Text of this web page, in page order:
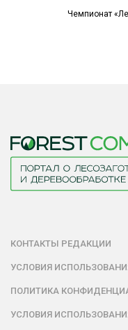
Чемпионат
КОНТАКТЫ РЕДАКЦИИ
УСЛОВИЯ
ПОЛИТИКА
УСЛОВИЯ